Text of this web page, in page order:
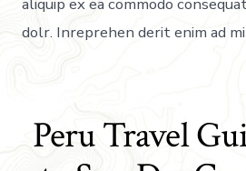
aliquip ex ea commodo
dolr. Inreprehen derit enim ad
Peru Travel